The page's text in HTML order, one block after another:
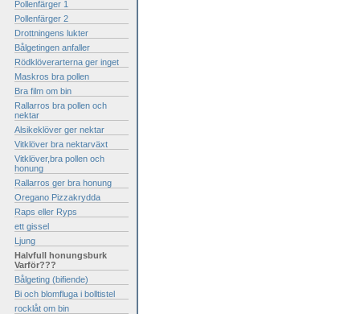
Pollenfärger 1
Pollenfärger 2
Drottningens lukter
Bålgetingen anfaller
Rödklöverarterna ger inget
Maskros bra pollen
Bra film om bin
Rallarros bra pollen och
nektar
Alsikeklöver ger nektar
Vitklöver bra nektarväxt
Vitklöver,bra pollen och
honung
Rallarros ger bra honung
Oregano Pizzakrydda
Raps eller Ryps
ett gissel
Ljung
Halvfull honungsburk
Varför???
Bålgeting (bifiende)
Bi och blomfluga i bolltistel
rocklåt om bin